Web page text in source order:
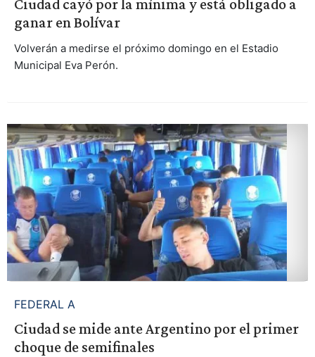
Ciudad cayó por la mínima y está obligado a
ganar en Bolívar
Volverán a medirse el próximo domingo en el Estadio
Municipal Eva Perón.
FEDERAL A
Ciudad se mide ante Argentino por el primer
choque de semifinales